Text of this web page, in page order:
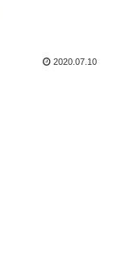
2020.07.10